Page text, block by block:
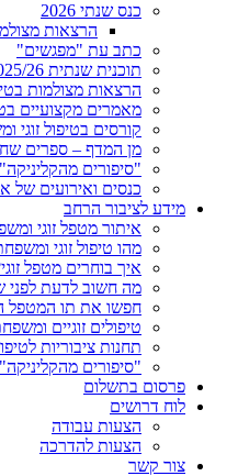
כנס שנתי 2026
הרצאות מצולמות
כתב עת "מפגשים"
תוכנית שנתית 2025/26
הרצאות מצולמות
מאמרים מקצועיים
קורסים בטיפול זוגי
מן המדף – ספרים
"סיפורים
כנסים ואירועים של
מידע לציבור הרחב
איתור מטפל זוגי
מהו טיפול זוגי
איך בוחרים מטפל
מה חשוב לדעת לפני
חפשו את תו המטפל
טיפולים זוגיים
תחנות ציבוריות
"סיפורים
פרסום בתשלום
לוח דרושים
הצעות עבודה
הצעות להדרכה
צור קשר